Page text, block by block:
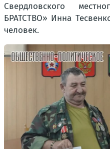
Свердловского
БРАТСТВО» Инна
человек.